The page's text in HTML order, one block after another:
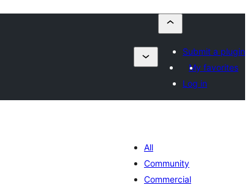
Submit a plugin
My favorites
Log in
All
Community
Commercial